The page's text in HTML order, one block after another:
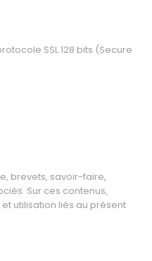
SSL 128 bits (Secure
brevets, savoir-faire,
Sur ces contenus,
utilisation liés au présent